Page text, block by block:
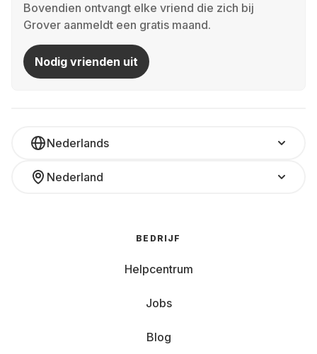
Bovendien ontvangt elke vriend die zich bij
Grover aanmeldt een gratis maand.
Nodig vrienden uit
Nederlands
Nederland
BEDRIJF
Helpcentrum
Jobs
Blog